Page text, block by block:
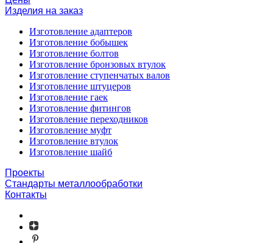
Изделия на заказ
Изготовление адаптеров
Изготовление бобышек
Изготовление болтов
Изготовление бронзовых втулок
Изготовление ступенчатых валов
Изготовление штуцеров
Изготовление гаек
Изготовление фитингов
Изготовление переходников
Изготовление муфт
Изготовление втулок
Изготовление шайб
Проекты
Стандарты металлообработки
Контакты